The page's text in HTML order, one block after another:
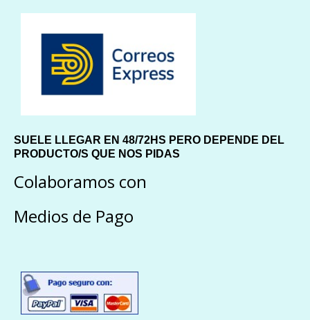
SUELE LLEGAR EN 48/72HS PERO DEPENDE DEL
PRODUCTO/S QUE NOS PIDAS
Colaboramos con
Medios de Pago